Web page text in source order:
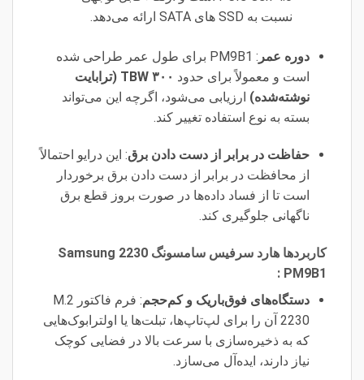
نسبت به SSD های SATA ارائه می‌دهد.
دوره عمر
: PM9B1 برای طول عمر طراحی شده
است و معمولاً برای حدود
۳۰۰ TBW (ترابایت
نوشته‌شده) ارزیابی می‌شود، اگرچه این می‌تواند
بسته به نوع استفاده تغییر کند.
حفاظت در برابر از دست دادن برق: این درایو احتمالاً
از محافظت در برابر از دست دادن برق برخوردار
است تا از فساد داده‌ها در صورت بروز قطع برق
ناگهانی جلوگیری کند.
کاربردها هارد سرفیس سامسونگ 2230 Samsung
PM9B1 :
دستگاه‌های فوق‌باریک و کم‌حجم
: فرم فاکتور M.2
2230 آن را برای لپ‌تاپ‌ها، تبلت‌ها یا اولترابوک‌هایی
که به ذخیره‌سازی با سرعت بالا در فضایی کوچک
نیاز دارند، ایده‌آل می‌سازد.